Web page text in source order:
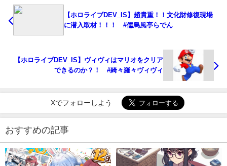
【ホロライブDEV_IS】趙貴重！！文化財修復現場
に潜入取材！！！ #儒烏風亭らでん
【ホロライブDEV_IS】ヴィヴィはマリオをクリア
できるのか？！ #綺々羅々ヴィヴィ
Xでフォローしよう
おすすめの記事